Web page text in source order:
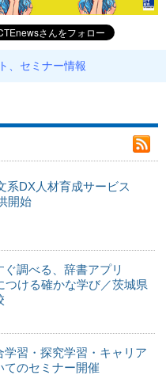
、セミナー情報
系DX人材育成サービス
開始
調べる、辞書アプリ
つける確かな学び／茨城県
学習・探究学習・キャリア
てのセミナー開催